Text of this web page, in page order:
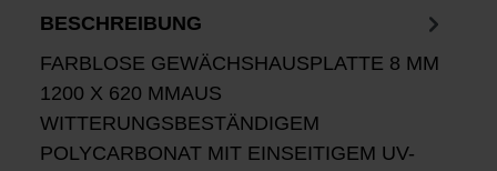
BESCHREIBUNG
FARBLOSE GEWÄCHSHAUSPLATTE 8 MM
1200 X 620 MMAUS
WITTERUNGSBESTÄNDIGEM
POLYCARBONAT MIT EINSEITIGEM UV-